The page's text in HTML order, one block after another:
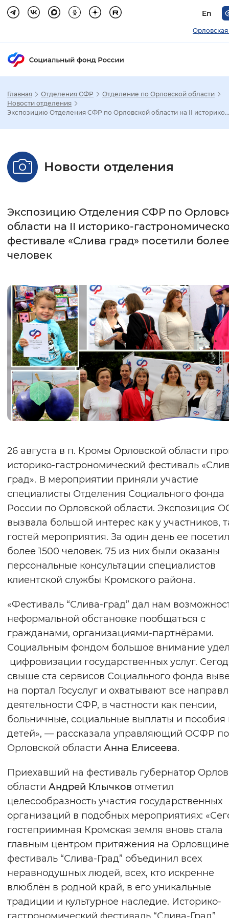
En
Орловская
Настройка режима отображения
Стандартный Увеличенный
Без засечек
Интервал между буквами
Цвет сайта
Монохромный Инверсивный
Синий фон
Изображения
Включены Выключены
Звуковой ассистент
Вернуть стандартные настройки
Главная Отделения СФР
Отделение по Орловской области
Новости отделения
Экспозицию Отделения СФР по Орловской области на II историко...
Новости отделения
Экспозицию Отделения СФР по
области на II историко-
фестивале «Слива град» посетили
человек
26 августа в п. Кромы Орловской области
историко-гастрономический фестиваль
град». В мероприятии приняли участие
специалисты Отделения Социального фонда
России по Орловской области. Экспозиция
вызвала большой интерес как у участников,
гостей мероприятия. За один день ее
более 1500 человек. 75 из них были оказаны
персональные консультации специалистов
клиентской службы Кромского района.
«Фестиваль “Слива-град” дал нам
неформальной обстановке пообщаться с
гражданами, организациями-партнёрами.
Социальным фондом большое внимание
цифровизации государственных услуг.
свыше ста сервисов Социального фонда
на портал Госуслуг и охватывают все
деятельности СФР, в частности как пенсии,
больничные, социальные выплаты и пособия
детей», — рассказала управляющий ОСФР по
Орловской области Анна Елисеева.
Приехавший на фестиваль губернатор
области Андрей Клычков отметил
целесообразность участия государственных
организаций в подобных мероприятиях:
гостеприимная Кромская земля вновь стала
главным центром притяжения на
фестиваль “Слива-Град” объединил всех
неравнодушных людей, всех, кто искренне
влюблён в родной край, в его уникальные
традиции и культурное наследие. Историко-